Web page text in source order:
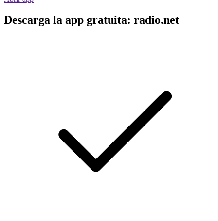
Descarga la app gratuita: radio.net